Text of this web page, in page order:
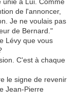
de l'annoncer,
Je ne voulais pas
de Bernard."
Lévy que vous
C'est à chaque
le signe de revenir
Jean-Pierre